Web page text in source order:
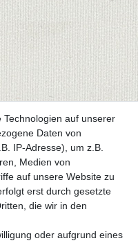
auf unserer
Daten von
IP-Adresse), um z.B.
Medien von
auf unsere Website zu
erst durch gesetzte
die wir in den
oder aufgrund eines